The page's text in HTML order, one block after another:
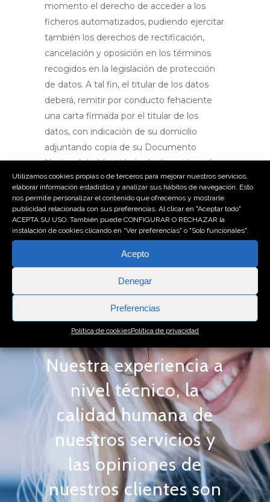
Utilizamos cookies propias o de terceros para mejorar nuestros servicios,
elaborar información estadística y analizar sus hábitos de navegación. Esto
nos permite personalizar el contenido que ofrecemos y mostrarle
publicidad relacionada con sus preferencias. Al clicar en "Aceptar todo"
ACEPTA SU USO. También puede CONFIGURAR O RECHAZAR la
instalación de cookies clicando en “Ver preferencias" o "Solo funcionales".
Acepto
Denegar
Preferencias
Política de cookiesPolítica de privacidad
momento el derecho de acceder a los
ficheros automatizados, pudiendo ejercitar
también los derechos de rectificación,
cancelación y oposición en los términos
recogidos en la legislación de protección
de datos. A tal fin, el titular de los datos
deberá, remitir por conducto fehaciente
una carta firmada por el titular de los
datos, con indicación de su domicilio
adjuntando copia de su Documento
Nacional de Identidad, a la dirección arriba
indicada a fin de remitirle la confirmación
de su actuación conforme a su solicitud
Nuestra experiencia a
nivel técnico, la
calidad humana de
nuestros servicios y
las opiniones de
nuestros clientes son